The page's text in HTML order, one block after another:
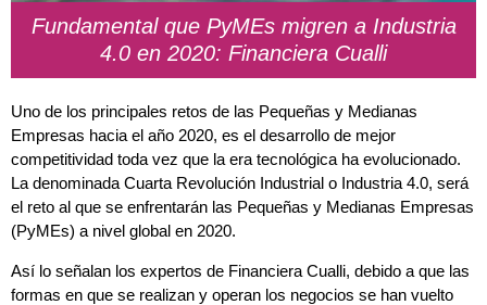
Fundamental que PyMEs migren a Industria
4.0 en 2020: Financiera Cualli
Uno de los principales retos de las Pequeñas y Medianas
Empresas hacia el año 2020, es el desarrollo de mejor
competitividad toda vez que la era tecnológica ha evolucionado.
La denominada Cuarta Revolución Industrial o Industria 4.0, será
el reto al que se enfrentarán las Pequeñas y Medianas Empresas
(PyMEs) a nivel global en 2020.
Así lo señalan los expertos de Financiera Cualli, debido a que las
formas en que se realizan y operan los negocios se han vuelto